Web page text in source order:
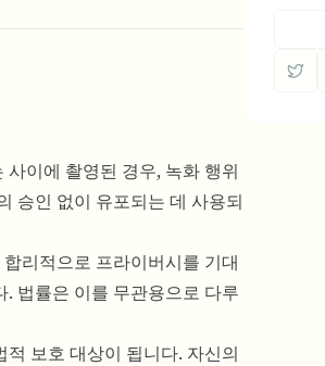
이에 촬영된 경우, 녹화 행위
승인 없이 유포되는 데 사용되
리적으로 프라이버시를 기대
법률은 이를 무관용으로 다루
보호 대상이 됩니다. 자신의